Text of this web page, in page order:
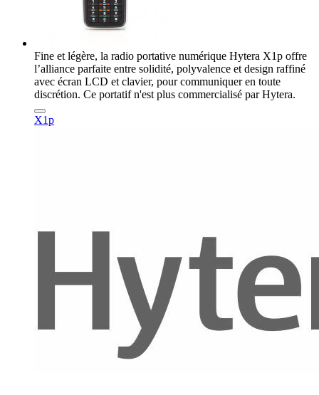
Fine et légère, la radio portative numérique Hytera X1p offre
l’alliance parfaite entre solidité, polyvalence et design raffiné
avec écran LCD et clavier, pour communiquer en toute
discrétion. Ce portatif n'est plus commercialisé par Hytera.
X1p